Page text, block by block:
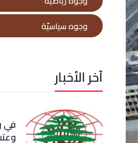
وجوه سياسيّة
آخر الأخبار
في